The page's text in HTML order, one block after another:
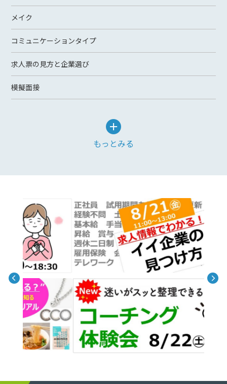
メイク
コミュニケーションタイプ
求人票の見方と企業選び
模擬面接
もっとみる